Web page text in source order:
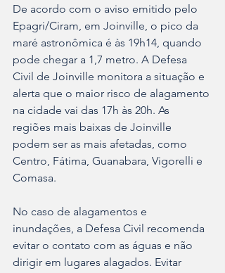
De acordo com o aviso emitido pelo
Epagri/Ciram, em Joinville, o pico da
maré astronômica é às 19h14, quando
pode chegar a 1,7 metro. A Defesa
Civil de Joinville monitora a situação e
alerta que o maior risco de alagamento
na cidade vai das 17h às 20h. As
regiões mais baixas de Joinville
podem ser as mais afetadas, como
Centro, Fátima, Guanabara, Vigorelli e
Comasa.
No caso de alagamentos e
inundações, a Defesa Civil recomenda
evitar o contato com as águas e não
dirigir em lugares alagados. Evitar